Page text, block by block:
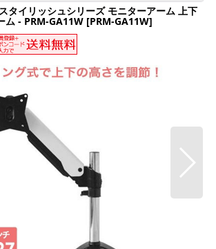
タイリッシュシリーズ モニターアーム 上下
ム - PRM-GA11W [PRM-GA11W]